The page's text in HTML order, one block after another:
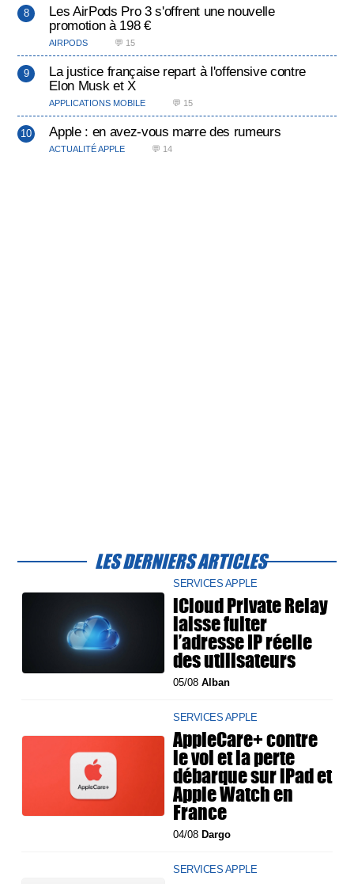
Les AirPods Pro 3 s'offrent une nouvelle
promotion à 198 €
AIRPODS 💬 15
La justice française repart à l'offensive contre
Elon Musk et X
APPLICATIONS MOBILE 💬 15
Apple : en avez-vous marre des rumeurs
ACTUALITÉ APPLE 💬 14
LES DERNIERS ARTICLES
SERVICES APPLE
iCloud Private Relay
laisse fuiter
l’adresse IP réelle
des utilisateurs
05/08Alban
SERVICES APPLE
AppleCare+ contre
le vol et la perte
débarque sur iPad et
Apple Watch en
France
04/08 Dargo
SERVICES APPLE